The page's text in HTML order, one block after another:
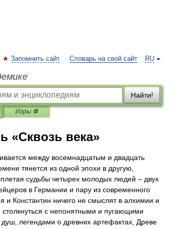
RU
Запомнить сайт Словарь на свой сайт
Найти!
Игры ⚽
«Сквозь века»
между восемнадцатым и двадцать
тянется из одной эпохи в другую,
судьбы четырех молодых людей – двух
в Германии и пару из современного
и Константин ничего не смыслят в алхимии и
с непонятными и пугающими
легендами о древних артефактах, Древе